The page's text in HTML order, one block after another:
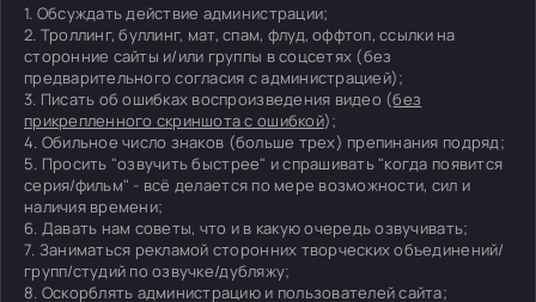
1. Обсуждать действие администрации;
2. Троллинг, буллинг, мат, спам, флуд, оффтоп, ссылки на
сторонние сайты и/или группы в соцсетях (без
предварительного согласия с администрацией);
3. Писать об ошибках воспроизведения видео (без
прикрепленного скриншота с ошибкой);
4. Обильное число знаков (больше трех) препинания подряд;
5. Просить "озвучить быстрее" и спрашивать "когда появится
серия/фильм" - всё делается по мере возможности, сил и
наличия времени;
6. Давать нам советы, что и в какую очередь озвучивать;
7. Заниматься рекламой сторонних творческих объединений/
групп/студий по озвучке/дубляжу;
8. Оскорблять администрацию и пользователей сайта;